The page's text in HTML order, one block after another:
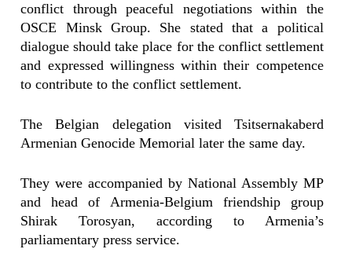
conflict through peaceful negotiations within the
OSCE Minsk Group. She stated that a political
dialogue should take place for the conflict settlement
and expressed willingness within their competence
to contribute to the conflict settlement.
The Belgian delegation visited Tsitsernakaberd
Armenian Genocide Memorial later the same day.
They were accompanied by National Assembly MP
and head of Armenia-Belgium friendship group
Shirak Torosyan, according to Armenia’s
parliamentary press service.